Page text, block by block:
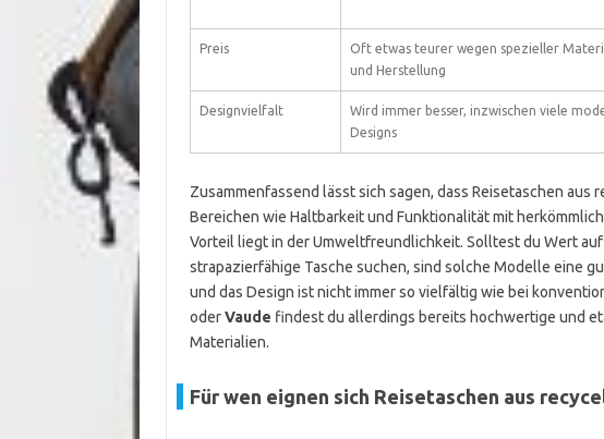
Preis
Oft etwas teurer wegen spezieller
und Herstellung
Designvielfalt
Wird immer besser, inzwischen viele
Designs
Zusammenfassend lässt sich sagen, dass Reisetaschen
Bereichen wie Haltbarkeit und Funktionalität mit
Vorteil liegt in der Umweltfreundlichkeit. Solltest du Wert
strapazierfähige Tasche suchen, sind solche Modelle eine
und das Design ist nicht immer so vielfältig wie bei
oderVaude findest du allerdings bereits hochwertige und
Materialien.
Für wen eignen sich Reisetaschen aus